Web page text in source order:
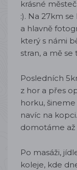
krásné
:). Na 27km
a hlavně
který s námi
stran, a mě
Posledních
z hor a přes
horku,
navíc na
domotáme až
Po masáži,
koleje, kde